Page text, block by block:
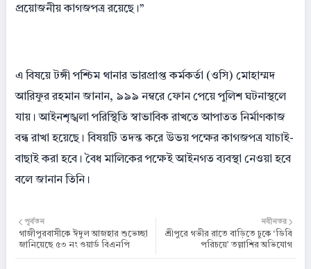
প্রয়োজনীয় কাগজপত্র রয়েছে।”
এ বিষয়ে টঙ্গী পশ্চিম থানার ভারপ্রাপ্ত কর্মকর্তা (ওসি) মোহাম্মদ
আরিফুর রহমান জানান, ৯৯৯ নম্বরে ফোন পেয়ে পুলিশ ঘটনাস্থলে
যায়। আইনশৃঙ্খলা পরিস্থিতি স্বাভাবিক রাখতে আপাতত নির্মাণকাজ
বন্ধ রাখা হয়েছে। বিষয়টি তদন্ত করে উভয় পক্ষের কাগজপত্র যাচাই-
বাছাই করা হবে। বৈধ মালিকের পক্ষেই আইনগত ব্যবস্থা নেওয়া হবে
বলে জানান তিনি।
নবীনতর
শ্রীপুরে গভীর রাতে বাড়িতে ঢুকে ‘ডিবি
পরিচয়ে’ তল্লাশির অভিযোগ
পূর্বতন
গাজীপুরবাসীকে ঈদুল আজহার শুভেচ্ছা
জানিয়েছে ৫৩ নং ওয়ার্ড বিএনপি